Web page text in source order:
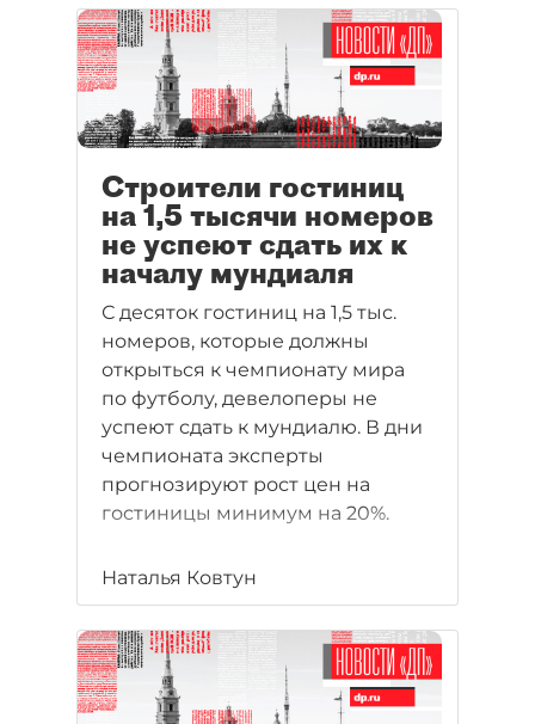
Строители гостиниц
на 1,5 тысячи номеров
не успеют сдать их к
началу мундиаля
С десяток гостиниц на 1,5 тыс.
номеров, которые должны
открыться к чемпионату мира
по футболу, девелоперы не
успеют сдать к мундиалю. В дни
чемпионата эксперты
прогнозируют рост цен на
гостиницы минимум на 20%.
Наталья Ковтун